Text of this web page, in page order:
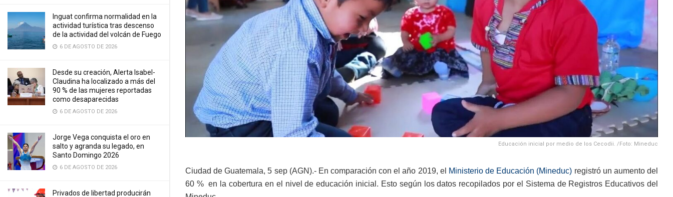
Inguat confirma normalidad en la
actividad turística tras descenso
de la actividad del volcán de Fuego
6 DE AGOSTO DE 2026
Desde su creación, Alerta Isabel-
Claudina ha localizado a más del
90 % de las mujeres reportadas
como desaparecidas
6 DE AGOSTO DE 2026
Jorge Vega conquista el oro en
salto y agranda su legado, en
Santo Domingo 2026
6 DE AGOSTO DE 2026
Privados de libertad producirán
Educación inicial por medio de los Cecodii. /Foto: Mineduc
Ciudad de Guatemala, 5 sep (AGN).- En comparación con el año 2019, el Ministerio de Educación (Mineduc) registró un aumento del
60 % en la cobertura en el nivel de educación inicial. Esto según los datos recopilados por el Sistema de Registros Educativos del